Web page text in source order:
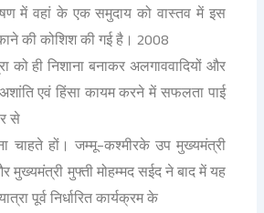
में वहां के एक समुदाय को वास्तव में इस
की कोशिश की गई है। 2008
को ही निशाना बनाकर अलगाववादियों और
एवं हिंसा कायम करने में सफलता पाई
से
चाहते हों। जम्मू–कश्मीरके उप मुख्यमंत्री
मुख्यमंत्री मुफ्ती मोहम्मद सईद ने बाद में यह
पूर्व निर्धारित कार्यक्रम के